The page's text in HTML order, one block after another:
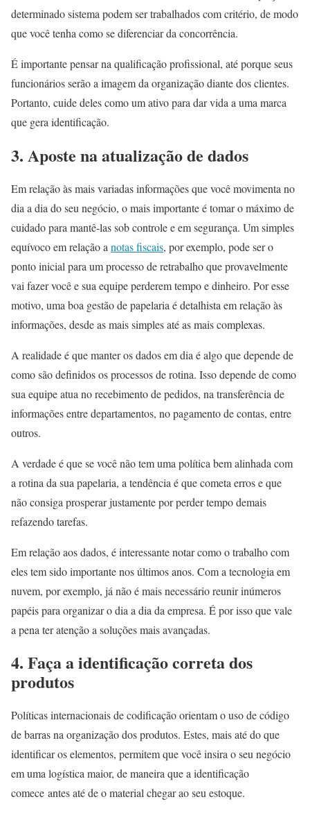
determinado sistema podem ser trabalhados com critério, de modo
que você tenha como se diferenciar da concorrência.
É importante pensar na qualificação profissional, até porque seus
funcionários serão a imagem da organização diante dos clientes.
Portanto, cuide deles como um ativo para dar vida a uma marca
que gera identificação.
3. Aposte na atualização de dados
Em relação às mais variadas informações que você movimenta no
dia a dia do seu negócio, o mais importante é tomar o máximo de
cuidado para mantê-las sob controle e em segurança. Um simples
equívoco em relação a notas fiscais, por exemplo, pode ser o
ponto inicial para um processo de retrabalho que provavelmente
vai fazer você e sua equipe perderem tempo e dinheiro. Por esse
motivo, uma boa gestão de papelaria é detalhista em relação às
informações, desde as mais simples até as mais complexas.
A realidade é que manter os dados em dia é algo que depende de
como são definidos os processos de rotina. Isso depende de como
sua equipe atua no recebimento de pedidos, na transferência de
informações entre departamentos, no pagamento de contas, entre
outros.
A verdade é que se você não tem uma política bem alinhada com
a rotina da sua papelaria, a tendência é que cometa erros e que
não consiga prosperar justamente por perder tempo demais
refazendo tarefas.
Em relação aos dados, é interessante notar como o trabalho com
eles tem sido importante nos últimos anos. Com a tecnologia em
nuvem, por exemplo, já não é mais necessário reunir inúmeros
papéis para organizar o dia a dia da empresa. É por isso que vale
a pena ter atenção a soluções mais avançadas.
4. Faça a identificação correta dos
produtos
Políticas internacionais de codificação orientam o uso de código
de barras na organização dos produtos. Estes, mais até do que
identificar os elementos, permitem que você insira o seu negócio
em uma logística maior, de maneira que a identificação
comece antes até de o material chegar ao seu estoque.